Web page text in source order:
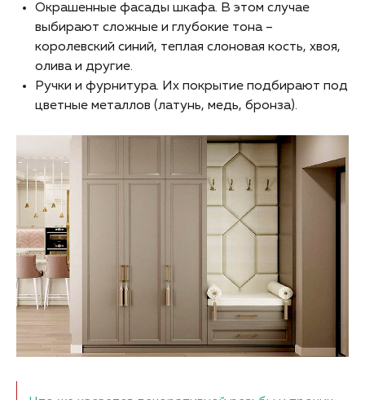
Окрашенные фасады шкафа. В этом случае
выбирают сложные и глубокие тона –
королевский синий, теплая слоновая кость, хвоя,
олива и другие.
Ручки и фурнитура. Их покрытие подбирают под
цветные металлов (латунь, медь, бронза).